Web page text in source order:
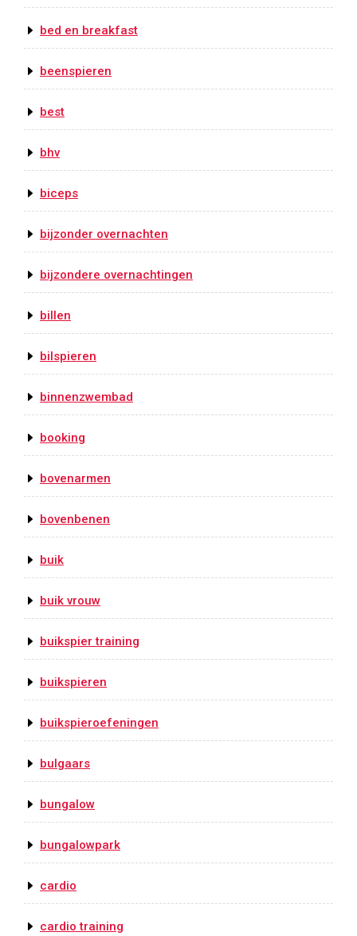
bed en breakfast
beenspieren
best
bhv
biceps
bijzonder overnachten
bijzondere overnachtingen
billen
bilspieren
binnenzwembad
booking
bovenarmen
bovenbenen
buik
buik vrouw
buikspier training
buikspieren
buikspieroefeningen
bulgaars
bungalow
bungalowpark
cardio
cardio training